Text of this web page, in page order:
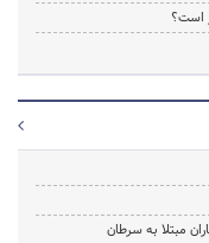
است؟
مبتلا به سرطان